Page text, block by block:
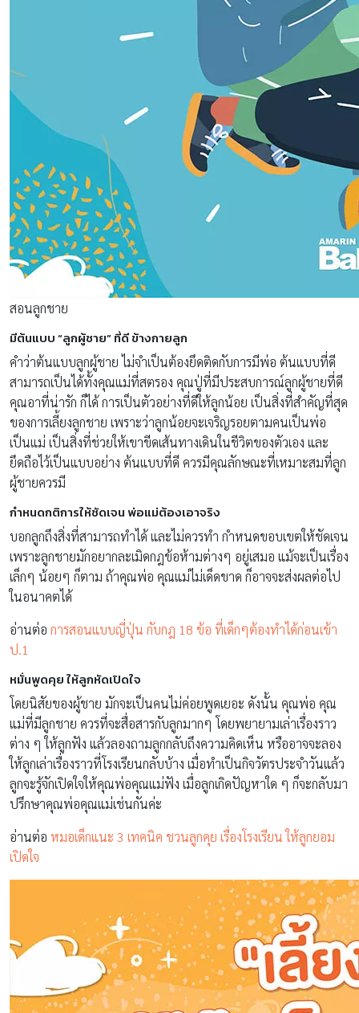
สอนลูกชาย
มีต้นแบบ “ลูกผู้ชาย” ที่ดี ข้างกายลูก
คำว่าต้นแบบลูกผู้ชาย ไม่จำเป็นต้องยึดติดกับการมีพ่อ ต้นแบบที่ดี
สามารถเป็นได้ทั้งคุณแม่ที่สตรอง คุณปู่ที่มีประสบการณ์ลูกผู้ชายที่ดี
คุณอาที่น่ารัก ก็ได้ การเป็นตัวอย่างที่ดีให้ลูกน้อย เป็นสิ่งที่สำคัญที่สุด
ของการเลี้ยงลูกชาย เพราะว่าลูกน้อยจะเจริญรอยตามคนเป็นพ่อ
เป็นแม่ เป็นสิ่งที่ช่วยให้เขาขีดเส้นทางเดินในชีวิตของตัวเอง และ
ยึดถือไว้เป็นแบบอย่าง ต้นแบบที่ดี ควรมีคุณลักษณะที่เหมาะสมที่ลูก
ผู้ชายควรมี
กำหนดกติการให้ชัดเจน พ่อแม่ต้องเอาจริง
บอกลูกถึงสิ่งที่สามารถทำได้ และไม่ควรทำ กำหนดขอบเขตให้ชัดเจน
เพราะลูกชายมักอยากละเมิดกฎข้อห้ามต่างๆ อยู่เสมอ แม้จะเป็นเรื่อง
เล็กๆ น้อยๆ ก็ตาม ถ้าคุณพ่อ คุณแม่ไม่เด็ดขาด ก็อาจจะส่งผลต่อไป
ในอนาคตได้
อ่านต่อ การสอนแบบญี่ปุ่น กับกฎ 18 ข้อ ที่เด็กๆต้องทำได้ก่อนเข้า
ป.1
หมั่นพูดคุย ให้ลูกหัดเปิดใจ
โดยนิสัยของผู้ชาย มักจะเป็นคนไม่ค่อยพูดเยอะ ดังนั้น คุณพ่อ คุณ
แม่ที่มีลูกชาย ควรที่จะสื่อสารกับลูกมากๆ โดยพยายามเล่าเรื่องราว
ต่าง ๆ ให้ลูกฟัง แล้วลองถามลูกกลับถึงความคิดเห็น หรืออาจจะลอง
ให้ลูกเล่าเรื่องราวที่โรงเรียนกลับบ้าง เมื่อทำเป็นกิจวัตรประจำวันแล้ว
ลูกจะรู้จักเปิดใจให้คุณพ่อคุณแม่ฟัง เมื่อลูกเกิดปัญหาใด ๆ ก็จะกลับมา
ปรึกษาคุณพ่อคุณแม่เช่นกันค่ะ
อ่านต่อ หมอเด็กแนะ 3 เทคนิค ชวนลูกคุย เรื่องโรงเรียน ให้ลูกยอม
เปิดใจ